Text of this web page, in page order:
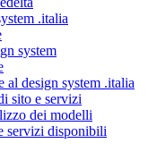
.italia
system
al design system .italia
sito e servizi
dei modelli
servizi disponibili